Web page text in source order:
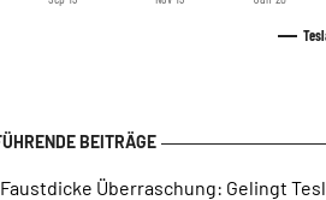
Faustdicke Überraschung: Gelingt